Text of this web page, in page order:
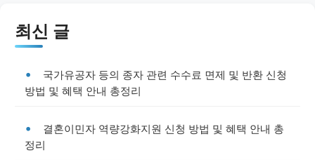
최신 글
국가유공자 등의 종자 관련 수수료 면제 및 반환 신청
방법 및 혜택 안내 총정리
결혼이민자 역량강화지원 신청 방법 및 혜택 안내 총
정리